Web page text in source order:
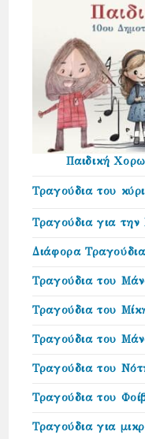
Παιδική
Τραγούδια του
Τραγούδια για την
Διάφορα Τραγούδια
Τραγούδια του
Τραγούδια του
Τραγούδια του
Τραγούδια του
Τραγούδια του
Τραγούδια για